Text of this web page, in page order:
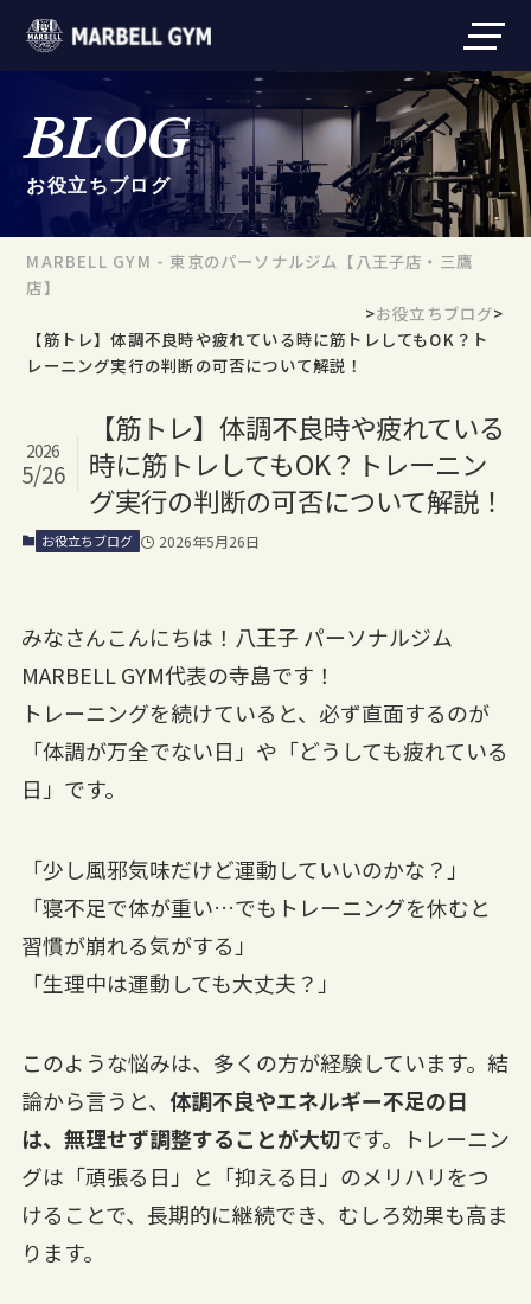
BLOG
お役立ちブログ
MARBELL GYM - 東京のパーソナルジム【八王子店・三鷹
店】
>お役立ちブログ>
【筋トレ】体調不良時や疲れている時に筋トレしてもOK？ト
レーニング実行の判断の可否について解説！
【筋トレ】体調不良時や疲れている
時に筋トレしてもOK？トレーニン
グ実行の判断の可否について解説！
2026
5/26
お役立ちブログ 2026年5月26日
みなさんこんにちは！八王子 パーソナルジム
MARBELL GYM代表の寺島です！
トレーニングを続けていると、必ず直面するのが
「体調が万全でない日」や「どうしても疲れている
日」です。
「少し風邪気味だけど運動していいのかな？」
「寝不足で体が重い…でもトレーニングを休むと
習慣が崩れる気がする」
「生理中は運動しても大丈夫？」
このような悩みは、多くの方が経験しています。結
論から言うと、 体調不良やエネルギー不足の日
は、無理せず調整することが大切です。トレーニン
グは「頑張る日」と「抑える日」のメリハリをつ
けることで、長期的に継続でき、むしろ効果も高ま
ります。